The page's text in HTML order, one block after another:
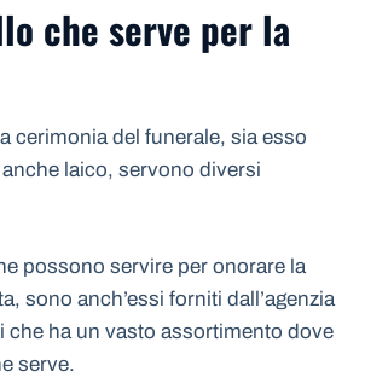
che serve per la
cerimonia del funerale, sia esso
laico, servono diversi
possono servire per onorare la
sono anch’essi forniti dall’agenzia
che ha un vasto assortimento dove
serve.